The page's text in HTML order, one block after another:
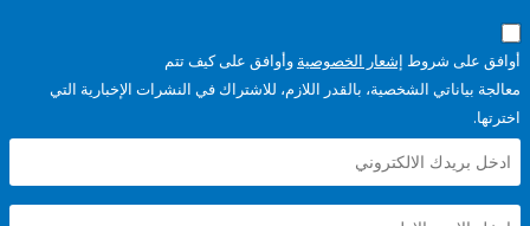
شروطإشعار الخصوصيةوأوافق على كيف تتم
الشخصية، بالقدر اللازم، للاشتراك في النشرات الإخبارية التي